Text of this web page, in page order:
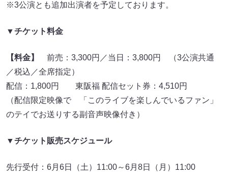
※3公演とも追加出演者を予定しております。
▼チケット料金
【料金】 前売：3,300円／当日：3,800円 （3公演共通
／税込／全席指定）
配信：1,800円 東阪福 配信セット券：4,510円
（配信限定映像で 「このライブを楽しんでいるファン」
のテイでお送りする副音声映像付き）
▼チケット販売スケジュール
先行受付：6⽉6⽇（土）11:00～6⽉8⽇（⽉）11:00